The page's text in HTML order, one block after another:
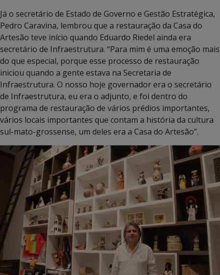
Já o secretário de Estado de Governo e Gestão Estratégica,
Pedro Caravina, lembrou que a restauração da Casa do
Artesão teve início quando Eduardo Riedel ainda era
secretário de Infraestrutura. “Para mim é uma emoção mais
do que especial, porque esse processo de restauração
iniciou quando a gente estava na Secretaria de
Infraestrutura. O nosso hoje governador era o secretário
de Infraestrutura, eu era o adjunto, e foi dentro do
programa de restauração de vários prédios importantes,
vários locais importantes que contam a história da cultura
sul-mato-grossense, um deles era a Casa do Artesão”.